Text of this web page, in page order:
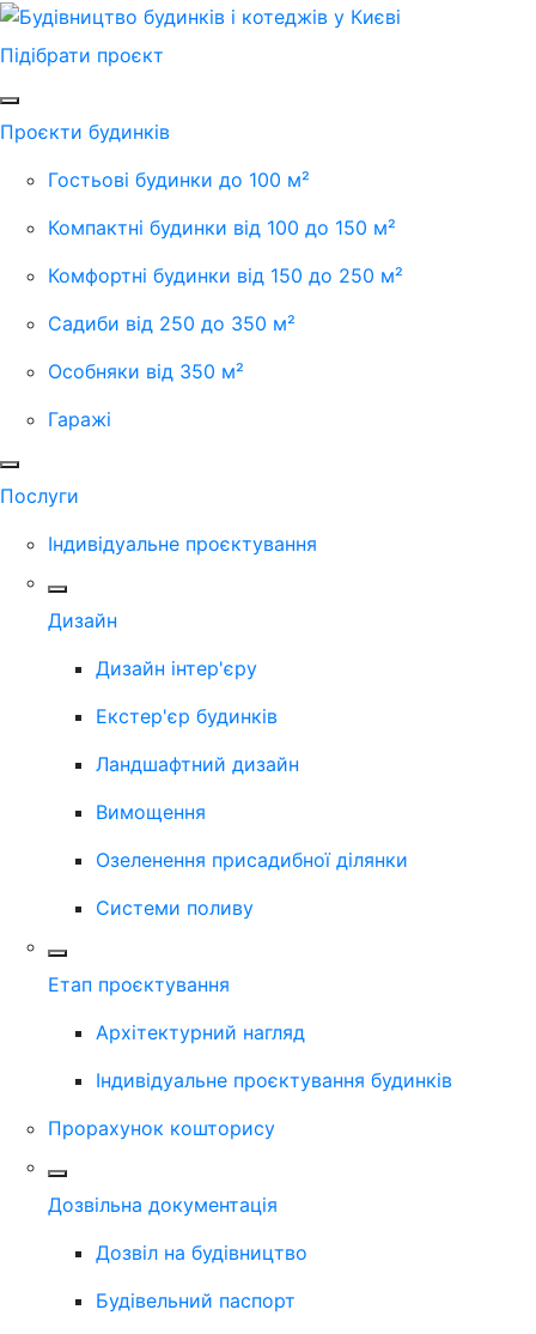
Підібрати проєкт
Проєкти будинків
Гостьові будинки до 100 м²
Компактні будинки від 100 до 150 м²
Комфортні будинки від 150 до 250 м²
Садиби від 250 до 350 м²
Особняки від 350 м²
Гаражі
Послуги
Індивідуальне проєктування
Дизайн
Дизайн інтер'єру
Екстер'єр будинків
Ландшафтний дизайн
Вимощення
Озеленення присадибної ділянки
Системи поливу
Етап проєктування
Архітектурний нагляд
Індивідуальне проєктування будинків
Прорахунок кошторису
Дозвільна документація
Дозвіл на будівництво
Будівельний паспорт